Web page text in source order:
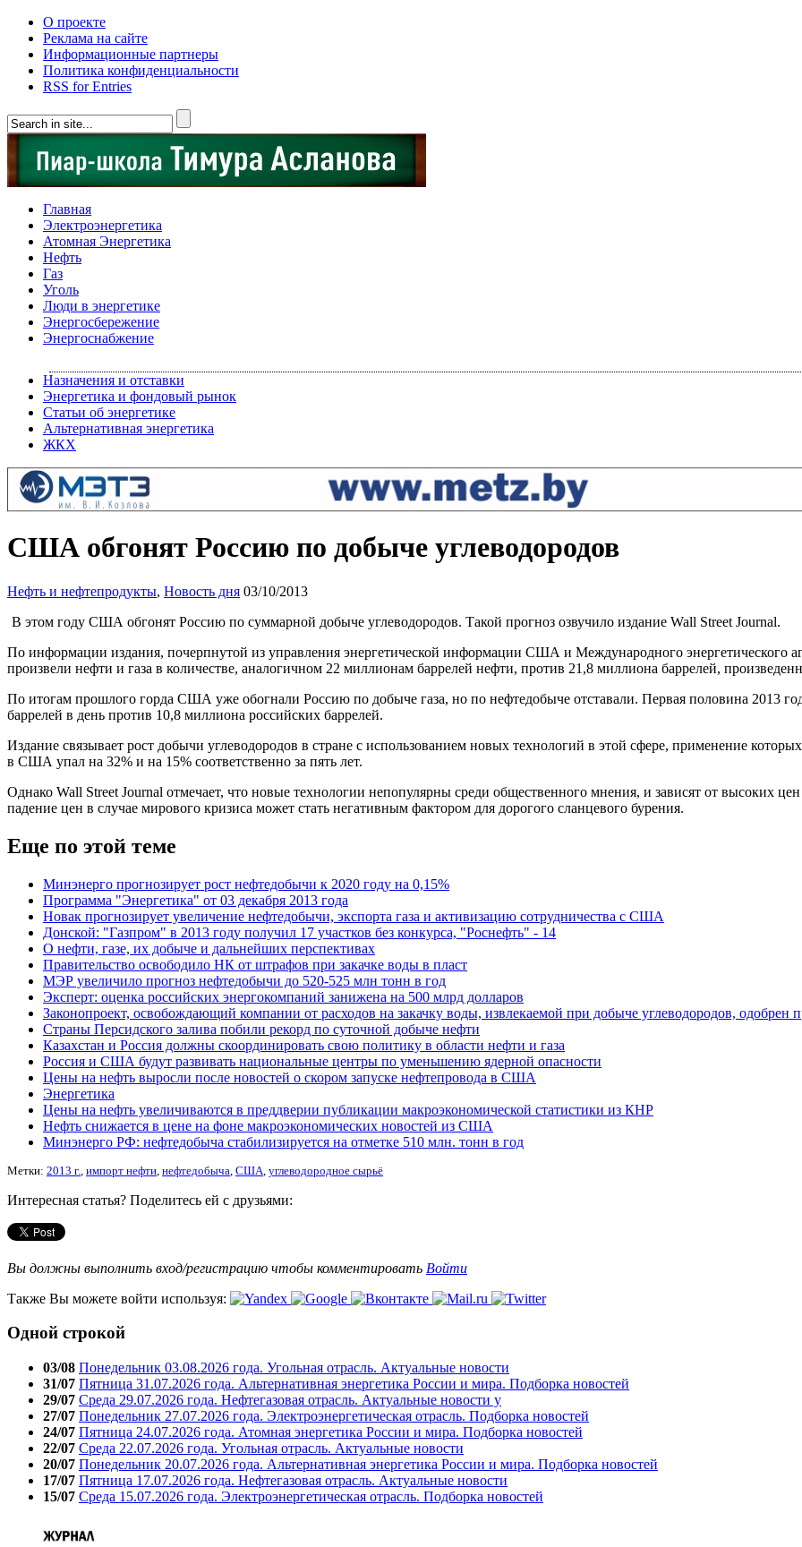
О проекте
Реклама на сайте
Информационные партнеры
Политика конфиденциальности
RSS for Entries
Главная
Электроэнергетика
Атомная Энергетика
Нефть
Газ
Уголь
Люди в энергетике
Энергосбережение
Энергоснабжение
Назначения и отставки
Энергетика и фондовый рынок
Статьи об энергетике
Альтернативная энергетика
ЖКХ
США обгонят Россию по добыче углеводородов
Нефть и нефтепродукты, Новость дня 03/10/2013
В этом году США обгонят Россию по суммарной добыче углеводородов. Такой прогноз озвучило издание Wall Street Journal.
По информации издания, почерпнутой из управления энергетической информации США и Международного энергетического
произвели нефти и газа в количестве, аналогичном 22 миллионам баррелей нефти, против 21,8 миллиона баррелей,
По итогам прошлого горда США уже обогнали Россию по добыче газа, но по нефтедобыче отставали. Первая половина 2013
баррелей в день против 10,8 миллиона российских баррелей.
Издание связывает рост добычи углеводородов в стране с использованием новых технологий в этой сфере, применение
в США упал на 32% и на 15% соответственно за пять лет.
Однако Wall Street Journal отмечает, что новые технологии непопулярны среди общественного мнения, и зависят от высоких
падение цен в случае мирового кризиса может стать негативным фактором для дорогого сланцевого бурения.
Еще по этой теме
Минэнерго прогнозирует рост нефтедобычи к 2020 году на 0,15%
Программа "Энергетика" от 03 декабря 2013 года
Новак прогнозирует увеличение нефтедобычи, экспорта газа и активизацию сотрудничества с США
Донской: "Газпром" в 2013 году получил 17 участков без конкурса, "Роснефть" - 14
О нефти, газе, их добыче и дальнейших перспективах
Правительство освободило НК от штрафов при закачке воды в пласт
МЭР увеличило прогноз нефтедобычи до 520-525 млн тонн в год
Эксперт: оценка российских энергокомпаний занижена на 500 млрд долларов
Законопроект, освобождающий компании от расходов на закачку воды, извлекаемой при добыче углеводородов, одобрен
Страны Персидского залива побили рекорд по суточной добыче нефти
Казахстан и Россия должны скоординировать свою политику в области нефти и газа
Россия и США будут развивать национальные центры по уменьшению ядерной опасности
Цены на нефть выросли после новостей о скором запуске нефтепровода в США
Энергетика
Цены на нефть увеличиваются в преддверии публикации макроэкономической статистики из КНР
Нефть снижается в цене на фоне макроэкономических новостей из США
Минэнерго РФ: нефтедобыча стабилизируется на отметке 510 млн. тонн в год
Метки: 2013 г. импорт нефти нефтедобыча США углеводородное сырьё
Интересная статья? Поделитесь ей с друзьями:
Вы должны выполнить вход/регистрацию чтобы комментировать Войти
Также Вы можете войти используя:
Одной строкой
03/08 Понедельник 03.08.2026 года. Угольная отрасль. Актуальные новости
31/07 Пятница 31.07.2026 года. Альтернативная энергетика России и мира. Подборка новостей
29/07 Среда 29.07.2026 года. Нефтегазовая отрасль. Актуальные новости у
27/07 Понедельник 27.07.2026 года. Электроэнергетическая отрасль. Подборка новостей
24/07 Пятница 24.07.2026 года. Атомная энергетика России и мира. Подборка новостей
22/07 Среда 22.07.2026 года. Угольная отрасль. Актуальные новости
20/07 Понедельник 20.07.2026 года. Альтернативная энергетика России и мира. Подборка новостей
17/07 Пятница 17.07.2026 года. Нефтегазовая отрасль. Актуальные новости
15/07 Среда 15.07.2026 года. Электроэнергетическая отрасль. Подборка новостей